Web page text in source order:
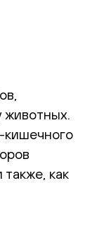
кишечного
как